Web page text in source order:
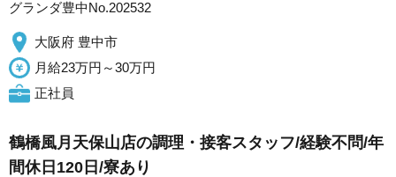
グランダ豊中No.202532
大阪府 豊中市
月給23万円～30万円
正社員
鶴橋風月天保山店の調理・接客スタッフ/経験不問/年
間休日120日/寮あり